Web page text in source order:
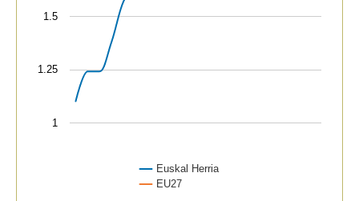
Euskal Herria
EU27
1
1.25
1.5